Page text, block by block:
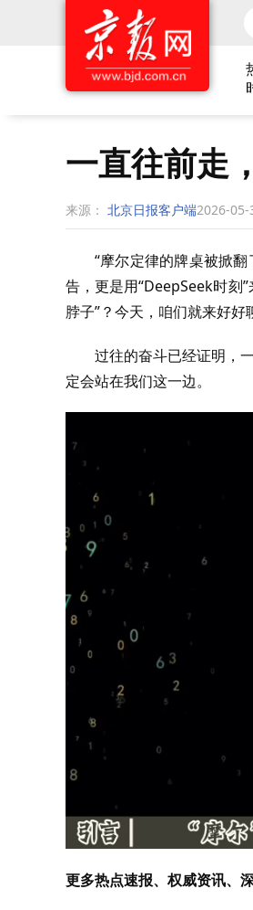
一直往前走
来源： 北京日报客户端2026-05-
“摩尔定律的牌桌被掀
告，更是用“DeepSeek时刻
脖子”？今天，咱们就来好好
过往的奋斗已经证明，
定会站在我们这一边。
更多热点速报、权威资讯、